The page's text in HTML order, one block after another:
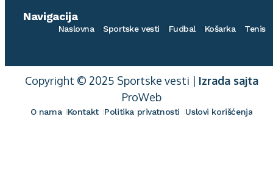
Navigacija
Naslovna Sportske vesti Fudbal Košarka Tenis
Copyright © 2025 Sportske vesti | Izrada sajta
ProWeb
O nama Kontakt Politika privatnosti Uslovi korišćenja